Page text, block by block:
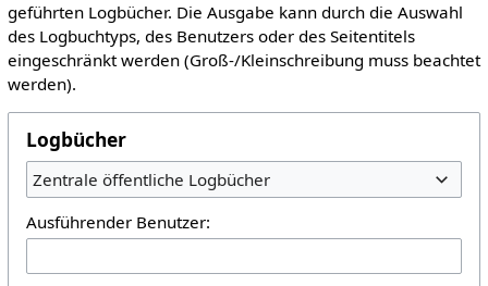
geführten Logbücher. Die Ausgabe kann durch die Auswahl
des Logbuchtyps, des Benutzers oder des Seitentitels
eingeschränkt werden (Groß-/Kleinschreibung muss beachtet
werden).
Logbücher
Zentrale öffentliche Logbücher
Ausführender Benutzer: